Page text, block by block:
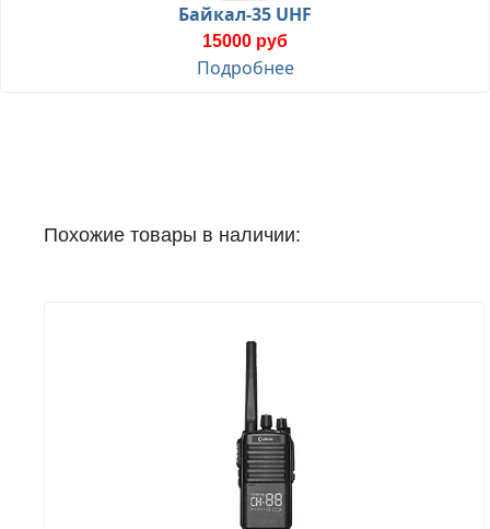
Байкал-35 UHF
15000 руб
Подробнее
Похожие товары в наличии: